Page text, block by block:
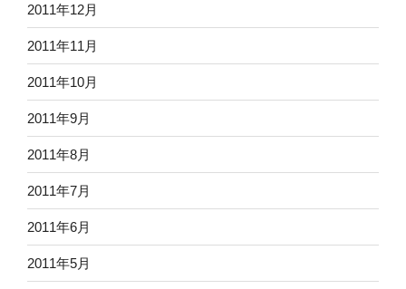
2011年12月
2011年11月
2011年10月
2011年9月
2011年8月
2011年7月
2011年6月
2011年5月